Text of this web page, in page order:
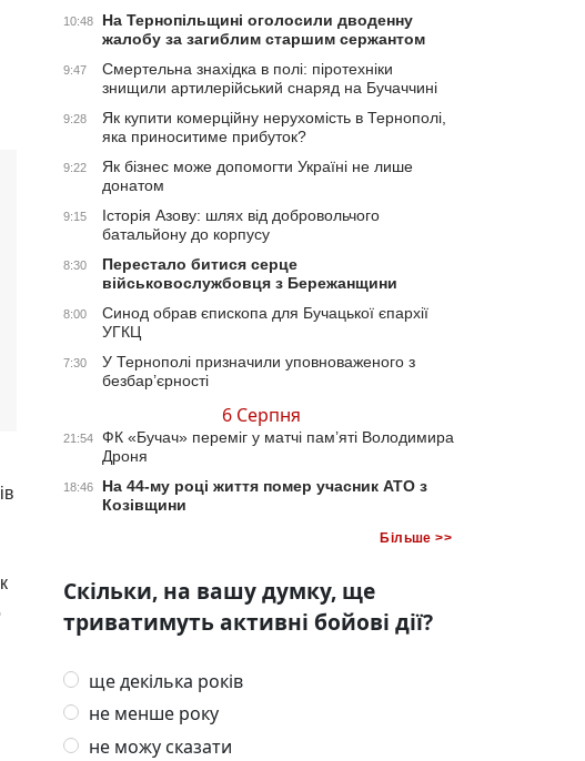
10:48
На Тернопільщині оголосили дводенну
жалобу за загиблим старшим сержантом
9:47
Смертельна знахідка в полі: піротехніки
знищили артилерійський снаряд на Бучаччині
9:28
Як купити комерційну нерухомість в Тернополі,
яка приноситиме прибуток?
9:22
Як бізнес може допомогти Україні не лише
донатом
9:15
Історія Азову: шлях від добровольчого
батальйону до корпусу
8:30
Перестало битися серце
військовослужбовця з Бережанщини
8:00
Синод обрав єпископа для Бучацької єпархії
УГКЦ
7:30
У Тернополі призначили уповноваженого з
безбар’єрності
6 Серпня
21:54
ФК «Бучач» переміг у матчі пам’яті Володимира
Дроня
18:46
На 44-му році життя помер учасник АТО з
Козівщини
Більше >>
Скільки, на вашу думку, ще
триватимуть активні бойові дії?
ще декілька років
не менше року
не можу сказати